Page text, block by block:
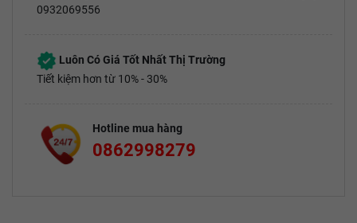
0932069556
Luôn Có Giá Tốt Nhất Thị Trường
Tiết kiệm hơn từ 10% - 30%
Hotline mua hàng
0862998279